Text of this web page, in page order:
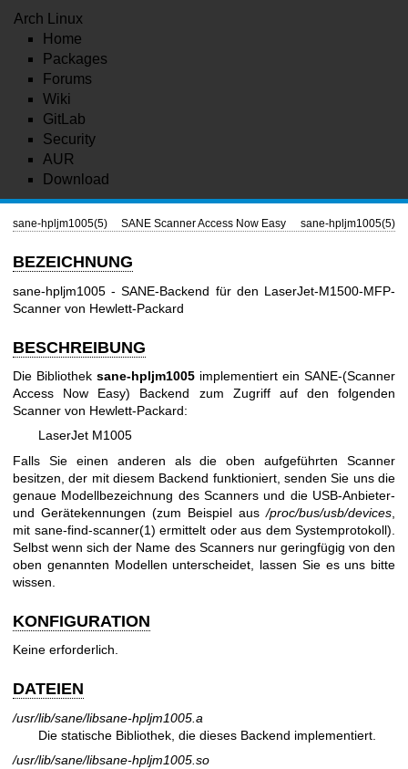
Arch Linux
Home
Packages
Forums
Wiki
GitLab
Security
AUR
Download
sane-hpljm1005(5) SANE Scanner Access Now Easy sane-hpljm1005(5)
BEZEICHNUNG
sane-hpljm1005 - SANE-Backend für den LaserJet-M1500-MFP-
Scanner von Hewlett-Packard
BESCHREIBUNG
Die Bibliothek sane-hpljm1005 implementiert ein SANE-(Scanner
Access Now Easy) Backend zum Zugriff auf den folgenden
Scanner von Hewlett-Packard:
LaserJet M1005
Falls Sie einen anderen als die oben aufgeführten Scanner
besitzen, der mit diesem Backend funktioniert, senden Sie uns die
genaue Modellbezeichnung des Scanners und die USB-Anbieter-
und Gerätekennungen (zum Beispiel aus/proc/bus/usb/devices
mit sane-find-scanner(1) ermittelt oder aus dem Systemprotokoll).
Selbst wenn sich der Name des Scanners nur geringfügig von den
oben genannten Modellen unterscheidet, lassen Sie es uns bitte
wissen.
KONFIGURATION
Keine erforderlich.
DATEIEN
/usr/lib/sane/libsane-hpljm1005.a
Die statische Bibliothek, die dieses Backend implementiert.
/usr/lib/sane/libsane-hpljm1005.so